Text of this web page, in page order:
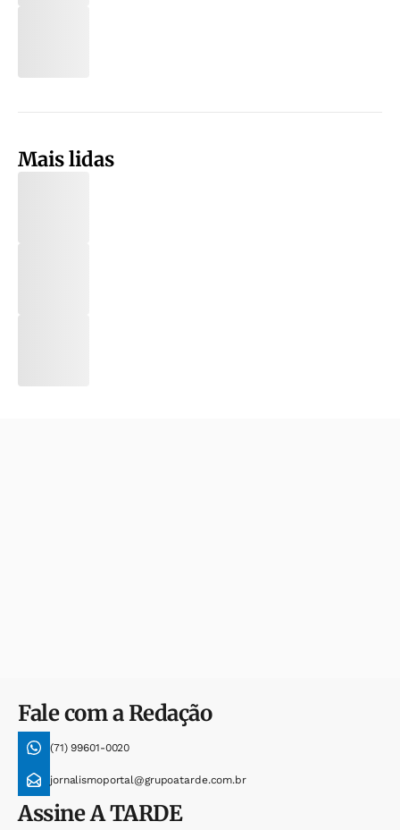
Mais lidas
Fale com a Redação
(71) 99601-0020
jornalismoportal@grupoatarde.com.br
AssineA TARDE